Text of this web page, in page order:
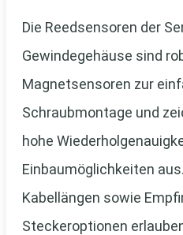
Die Reedsensoren der
Gewindegehäuse sind
Magnetsensoren zur
Schraubmontage und
hohe
Einbaumöglichkeiten
Kabellängen sowie
Steckeroptionen